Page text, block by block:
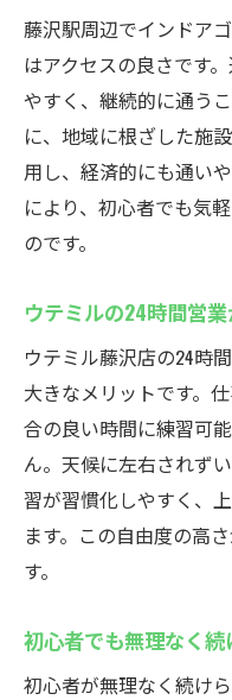
藤沢駅周辺でインドア
はアクセスの良さです
やすく、継続的に通う
に、地域に根ざした施
用し、経済的にも通い
により、初心者でも気
のです。
ウテミルの24時間営
ウテミル藤沢店の24時
大きなメリットです。
合の良い時間に練習可
ん。天候に左右されず
習が習慣化しやすく、
ます。この自由度の高
す。
初心者でも無理なく
初心者が無理なく続け